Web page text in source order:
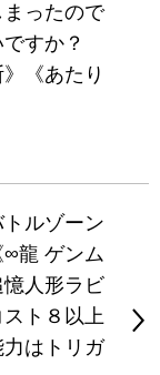
ったので
すか？
《あたり
ルゾーン
∞龍 ゲンム
人形ラビ
ト８以上
はトリガ